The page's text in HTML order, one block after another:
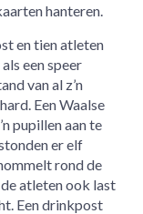
hanteren.
en tien atleten
een speer
van al z’n
Een Waalse
pupillen aan te
er elf
rond de
atleten ook last
Een drinkpost